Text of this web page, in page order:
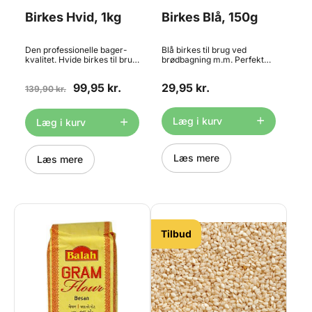
Birkes Hvid, 1kg
Den professionelle bager-
kvalitet. Hvide birkes til brug
rundstykker og franskbrød.
smagen end blå birkes.
Storkøb med 1.000g fordelt i
2 poser af hver 500g.
139,90 kr. 99,95 kr.
Læg i kurv
Læs mere
Birkes Blå, 150g
Blå birkes til brug ved
brødbagning m.m. Perfekt
Blå birkes er lidt kraftigere i
29,95 kr.
Læg i kurv
Læs mere
Tilbud